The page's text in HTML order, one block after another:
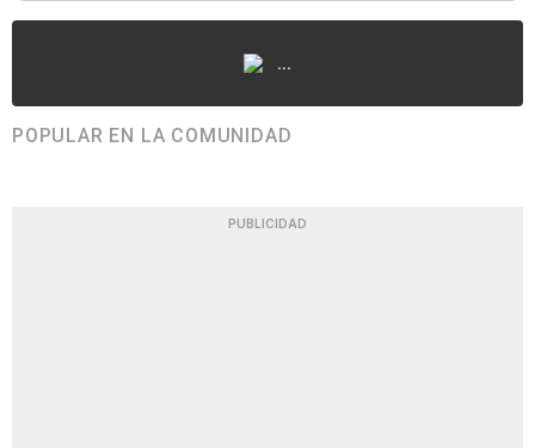
...
POPULAR EN LA COMUNIDAD
PUBLICIDAD